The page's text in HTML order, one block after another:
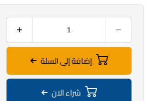
إضافة إلى السلة
شراء الان